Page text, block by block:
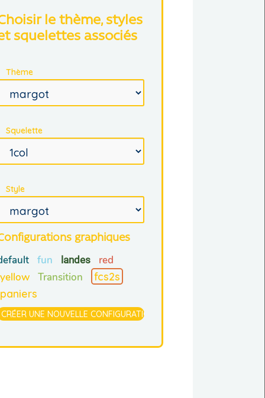
le thème, styles
squelettes associés
Thème
Squelette
Style
graphiques
fun landes
red
yellow
Transition
fcs2s
paniers
CRÉER UNE NOUVELLE CONFIGURATION GRAPHIQUE